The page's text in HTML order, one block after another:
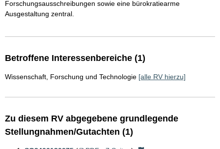
Forschungsausschreibungen sowie eine bürokratiearme
Ausgestaltung zentral.
Betroffene Interessenbereiche (1)
Wissenschaft, Forschung und Technologie [alle RV hierzu]
Zu diesem RV abgegebene grundlegende
Stellungnahmen/Gutachten (1)